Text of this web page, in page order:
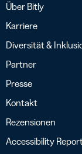
Über Bitly
Karriere
Diversität &
Partner
Presse
Kontakt
Rezensionen
Accessibility